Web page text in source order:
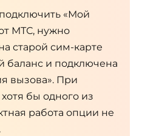
«Мой
МТС, нужно
старой сим-карте
баланс и подключена
вызова». При
бы одного из
работа опции не